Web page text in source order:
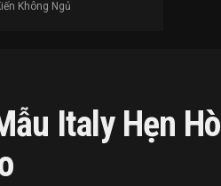
Không Ngủ
Italy Hẹn Hò